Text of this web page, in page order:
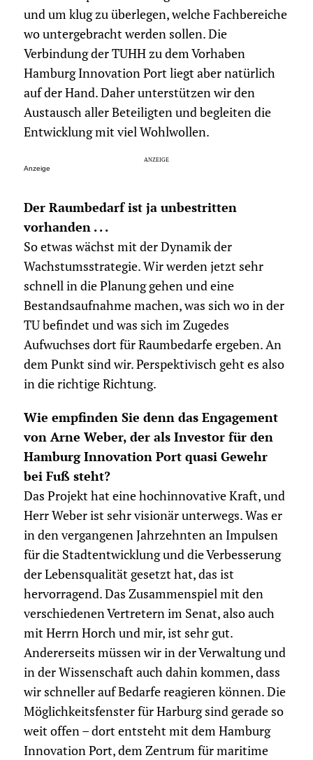
und um klug zu überlegen, welche Fachbereiche
wo untergebracht werden sollen. Die
Verbindung der TUHH zu dem Vorhaben
Hamburg Innovation Port liegt aber natürlich
auf der Hand. Daher unterstützen wir den
Austausch aller Beteiligten und begleiten die
Entwicklung mit viel Wohlwollen.
Anzeige
Der Raumbedarf ist ja unbestritten
vorhanden . . .
So etwas wächst mit der Dynamik der
Wachstumsstrategie. Wir werden jetzt sehr
schnell in die Planung gehen und eine
Bestandsaufnahme machen, was sich wo in der
TU befindet und was sich im Zugedes
Aufwuchses dort für Raumbedarfe ergeben. An
dem Punkt sind wir. Perspektivisch geht es also
in die richtige Richtung.
Wie empfinden Sie denn das Engagement
von Arne Weber, der als Investor für den
Hamburg Innovation Port quasi Gewehr
bei Fuß steht?
Das Projekt hat eine hochinnovative Kraft, und
Herr Weber ist sehr visionär unterwegs. Was er
in den vergangenen Jahrzehnten an Impulsen
für die Stadtentwicklung und die Verbesserung
der Lebensqualität gesetzt hat, das ist
hervorragend. Das Zusammenspiel mit den
verschiedenen Vertretern im Senat, also auch
mit Herrn Horch und mir, ist sehr gut.
Andererseits müssen wir in der Verwaltung und
in der Wissenschaft auch dahin kommen, dass
wir schneller auf Bedarfe reagieren können. Die
Möglichkeitsfenster für Harburg sind gerade so
weit offen – dort entsteht mit dem Hamburg
Innovation Port, dem Zentrum für maritime